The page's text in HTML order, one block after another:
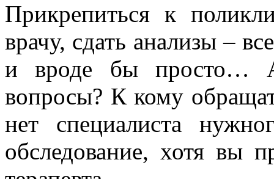
Прикрепиться к
врачу, сдать анализы –
и вроде бы просто…
вопросы? К кому
нет специалиста
обследование, хотя вы